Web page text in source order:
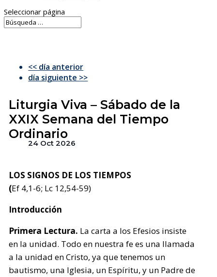
Seleccionar página
<< día anterior
día siguiente >>
Liturgia Viva – Sábado de la
XXIX Semana del Tiempo
Ordinario
24 Oct 2026
LOS SIGNOS DE LOS TIEMPOS
(Ef 4,1-6; Lc 12,54-59)
Introducción
Primera Lectura. La carta a los Efesios insiste
en la unidad. Todo en nuestra fe es una llamada
a la unidad en Cristo, ya que tenemos un
bautismo, una Iglesia, un Espíritu, y un Padre de